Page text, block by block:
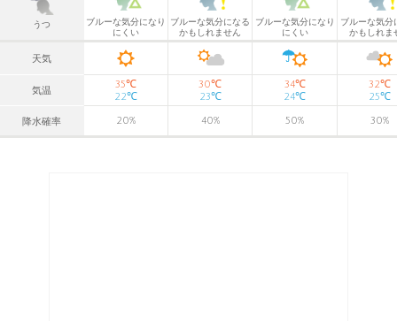
うつ
ブルーな気分になり
にくい
ブルーな気分になる
かもしれません
ブルーな気分になり
にくい
ブルーな気分
かもしれま
天気
気温
35℃
22℃
30℃
23℃
34℃
24℃
32℃
25℃
降水確率 20% 40% 50% 30%